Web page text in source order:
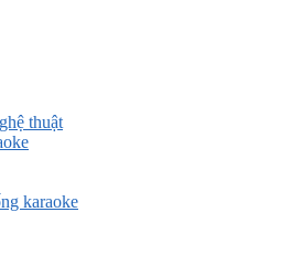
thuật
karaoke